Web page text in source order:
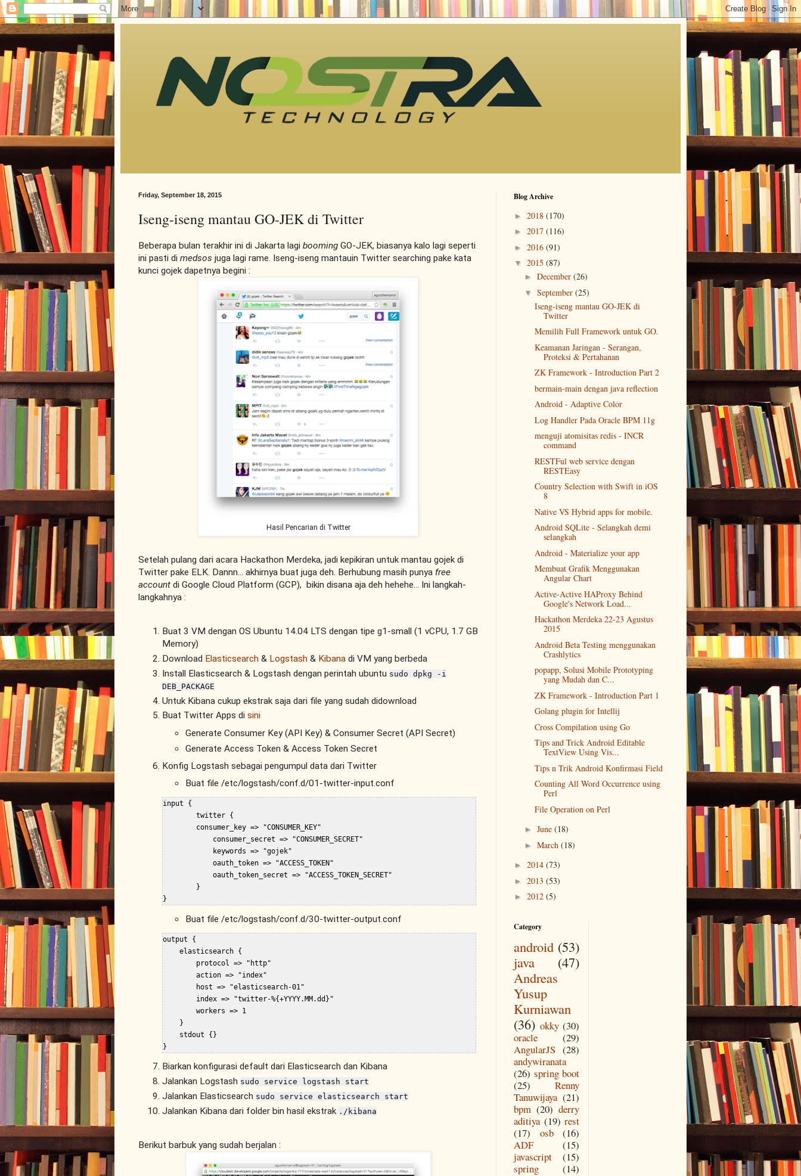
Friday, September 18, 2015
Iseng-iseng mantau GO-JEK di Twitter
Beberapa bulan terakhir ini di Jakarta lagi booming GO-JEK, biasanya kalo lagi seperti
ini pasti di medsos juga lagi rame. Iseng-iseng mantauin Twitter searching pake kata
kunci gojek dapetnya begini :
Hasil Pencarian di Twitter
Setelah pulang dari acara Hackathon Merdeka, jadi kepikiran untuk mantau gojek di
Twitter pake ELK. Dannn... akhirnya buat juga deh. Berhubung masih punya free
account di Google Cloud Platform (GCP), bikin disana aja deh hehehe... Ini langkah-
langkahnya :
Buat 3 VM dengan OS Ubuntu 14.04 LTS dengan tipe g1-small (1 vCPU, 1.7 GB
Memory)
Download Elasticsearch & Logstash & Kibana di VM yang berbeda
Install Elasticsearch & Logstash dengan perintah ubuntu sudo dpkg -i
DEB_PACKAGE
Untuk Kibana cukup ekstrak saja dari file yang sudah didownload
Buat Twitter Apps di sini
Generate Consumer Key (API Key) & Consumer Secret (API Secret)
Generate Access Token & Access Token Secret
Konfig Logstash sebagai pengumpul data dari Twitter
Buat file /etc/logstash/conf.d/01-twitter-input.conf
input {
        twitter {
        consumer_key => "CONSUMER_KEY"
            consumer_secret => "CONSUMER_SECRET"
            keywords => "gojek"
            oauth_token => "ACCESS_TOKEN"
            oauth_token_secret => "ACCESS_TOKEN_SECRET"
        }
Buat file /etc/logstash/conf.d/30-twitter-output.conf
output {
    elasticsearch {
        protocol => "http"
        action => "index"
        host => "elasticsearch-01"
        index => "twitter-%{+YYYY.MM.dd}"
        workers => 1
    }
    stdout {}
Biarkan konfigurasi default dari Elasticsearch dan Kibana
Jalankan Logstash sudo service logstash start
Jalankan Elasticsearch sudo service elasticsearch start
Jalankan Kibana dari folder bin hasil ekstrak ./kibana
Berikut barbuk yang sudah berjalan :
Blog Archive
► 2018 (170)
► 2017 (116)
► 2016 (91)
▼ 2015 (87)
► December (26)
▼ September (25)
Iseng-iseng mantau GO-JEK di
Twitter
Memilih Full Framework untuk GO.
Keamanan Jaringan - Serangan,
Proteksi & Pertahanan
ZK Framework - Introduction Part 2
bermain-main dengan java reflection
Android - Adaptive Color
Log Handler Pada Oracle BPM 11g
menguji atomisitas redis - INCR
command
RESTFul web service dengan
RESTEasy
Country Selection with Swift in iOS
8
Native VS Hybrid apps for mobile.
Android SQLite - Selangkah demi
selangkah
Android - Materialize your app
Membuat Grafik Menggunakan
Angular Chart
Active-Active HAProxy Behind
Google's Network Load...
Hackathon Merdeka 22-23 Agustus
2015
Android Beta Testing menggunakan
Crashlytics
popapp, Solusi Mobile Prototyping
yang Mudah dan C...
ZK Framework - Introduction Part 1
Golang plugin for Intellij
Cross Compilation using Go
Tips and Trick Android Editable
TextView Using Vis...
Tips n Trik Android Konfirmasi Field
Counting All Word Occurrence using
Perl
File Operation on Perl
► June (18)
► March (18)
► 2014 (73)
► 2013 (53)
► 2012 (5)
Category
android (53)
java
(47)
Andreas
Yusup
Kurniawan
(36) okky (30)
oracle
(29)
AngularJS (28)
andywiranata
(26) spring boot
(25)
Renny
Tanuwijaya (21)
bpm (20) derry
aditiya (19) rest
(17)
osb
(16)
ADF
(15)
javascript
(15)
spring
(14)